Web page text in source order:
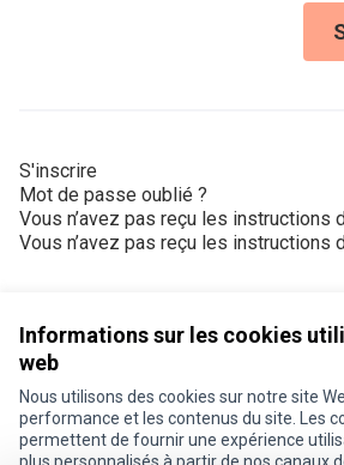
Informations sur les cookies
web
Nous utilisons des cookies sur notre site
performance et les contenus du site. Les
permettent de fournir une expérience
S'inscrire
Mot de passe oublié ?
Vous n’avez pas reçu les instructions
Vous n’avez pas reçu les instructions
Conditions d'utilisation
Paramètres des cookies
Je participe ! sur X
Je participe ! sur Facebook
Je participe ! sur Instagram